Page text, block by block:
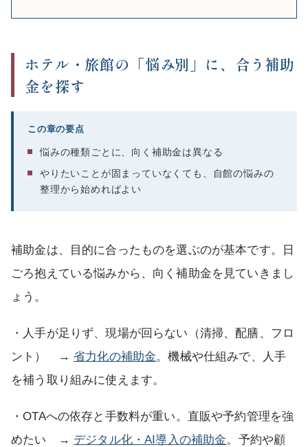
ホテル・旅館の「悩み別」に、合う補助
金を探す
この章の要点
悩みの種類ごとに、向く補助金は異なる
やりたいことが固まっていなくても、自館の悩みの
整理から始めればよい
補助金は、目的に合ったものを選ぶのが基本です。日
ごろ抱えている悩みから、向く補助金を見ていきまし
ょう。
・人手が足りず、現場が回らない（清掃、配膳、フロ
ント） →省力化の補助金。機械や仕組みで、人手
を補う取り組みに使えます。
・OTAへの依存と手数料が重い。直販や予約管理を強
めたい → デジタル化・AI導入の補助金。予約や顧